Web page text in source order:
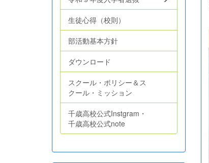
生徒心得（校則）
部活動基本方針
ダウンロード
スクール・ポリシー＆ス
クール・ミッション
千歳高校公式Instgram・
千歳高校公式note